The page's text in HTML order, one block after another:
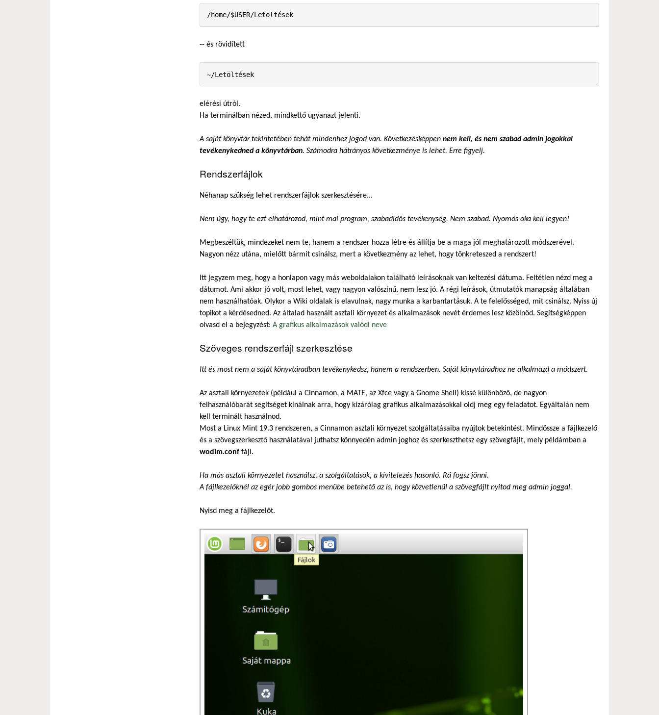
/home/$USER/Letöltések
-- és rövidített
~/Letöltések
elérési útról.
Ha terminálban nézed, mindkettő ugyanazt jelenti.
A saját könyvtártekintetében tehát mindenhez jogod van. Következésképpen nem kell, és nem szabad admin jogokkal
tevékenykedned a könyvtárban. Számodra hátrányos következménye is lehet. Erre figyelj.
Rendszerfájlok
Néhanap szükség lehet rendszerfájlok szerkesztésére...
Nem úgy, hogy te ezt elhatározod, mint mai program, szabadidős tevékenység. Nem szabad. Nyomós oka kell legyen!
Megbeszéltük, mindezeket nem te, hanem a rendszer hozza létre és állítja be a maga jól meghatározott módszerével.
Nagyon nézz utána, mielőtt bármit csinálsz, mert a következmény az lehet, hogy tönkreteszed a rendszert!
Itt jegyzem meg, hogy a honlapon vagy más weboldalakon található leírásoknak van keltezési dátuma. Feltétlen nézd meg a
dátumot. Ami akkor jó volt, most lehet, vagy nagyon valószínű, nem lesz jó. A régi leírások, útmutatók manapság általában
nem használhatóak. Olykor a Wiki oldalak is elavulnak, nagy munka a karbantartásuk. A te felelősséged, mit csinálsz. Nyiss új
topikot a kérdésedned. Az általad használt asztali környezet és alkalmazások nevét érdemes lesz közölnöd. Segítségképpen
olvasd el a bejegyzést: A grafikus alkalmazások valódi neve
Szöveges rendszerfájl szerkesztése
Itt és most nem a saját könyvtáradban tevékenykedsz, hanem a rendszerben. Saját könyvtáradhoz ne alkalmazd a módszert.
Az asztali környezetek (például a Cinnamon, a MATE, az Xfce vagy a Gnome Shell) kissé különböző, de nagyon
felhasználóbarát segítséget kínálnak arra, hogy kizárólag grafikus alkalmazásokkal oldj meg egy feladatot. Egyáltalán nem
kell terminált használnod.
Most a Linux Mint 19.3 rendszeren, a Cinnamon asztali környezet szolgáltatásaiba nyújtok betekintést. Mindössze a fájlkezelő
és a szövegszerkesztő használatával juthatsz könnyedén admin joghoz és szerkeszthetsz egy szövegfájlt, mely példámban a
wodim.conf fájl.
Ha más asztali környezetet használsz, a szolgáltatások, a kivitelezés hasonló. Rá fogsz jönni.
A fájlkezelőknél az egér jobb gombos menübe betehető az is, hogy közvetlenül a szövegfájlt nyitod meg admin joggal.
Nyisd meg a fájlkezelőt.